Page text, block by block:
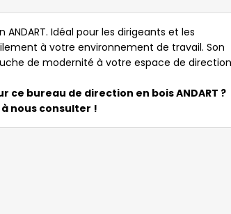
Idéal pour les dirigeants et les
à votre environnement de travail. Son
de modernité à votre espace de
bureau de direction en bois ANDART ?
nous consulter !